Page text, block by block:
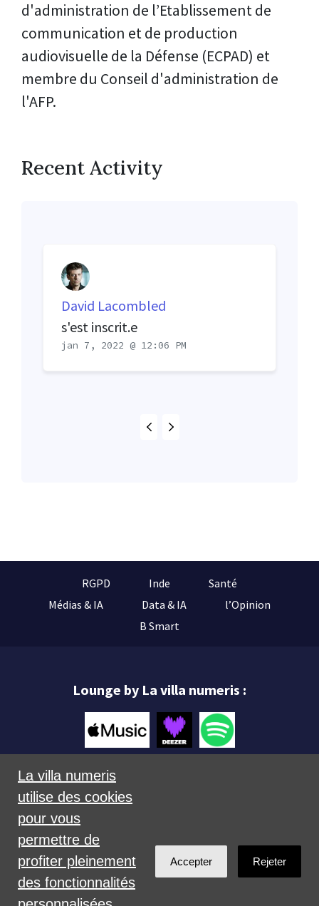
d'administration de l’Etablissement de
communication et de production
audiovisuelle de la Défense (ECPAD) et
membre du Conseil d'administration de
l'AFP.
Recent Activity
David Lacombled
s'est inscrit.e
jan 7, 2022 @ 12:06 PM
RGPD Inde
Santé
Médias & IA
Data & IA
l’Opinion
B Smart
Lounge by La villa numeris :
La villa numeris
utilise des cookies
pour vous
permettre de
profiter pleinement
des fonctionnalités
Accepter Rejeter